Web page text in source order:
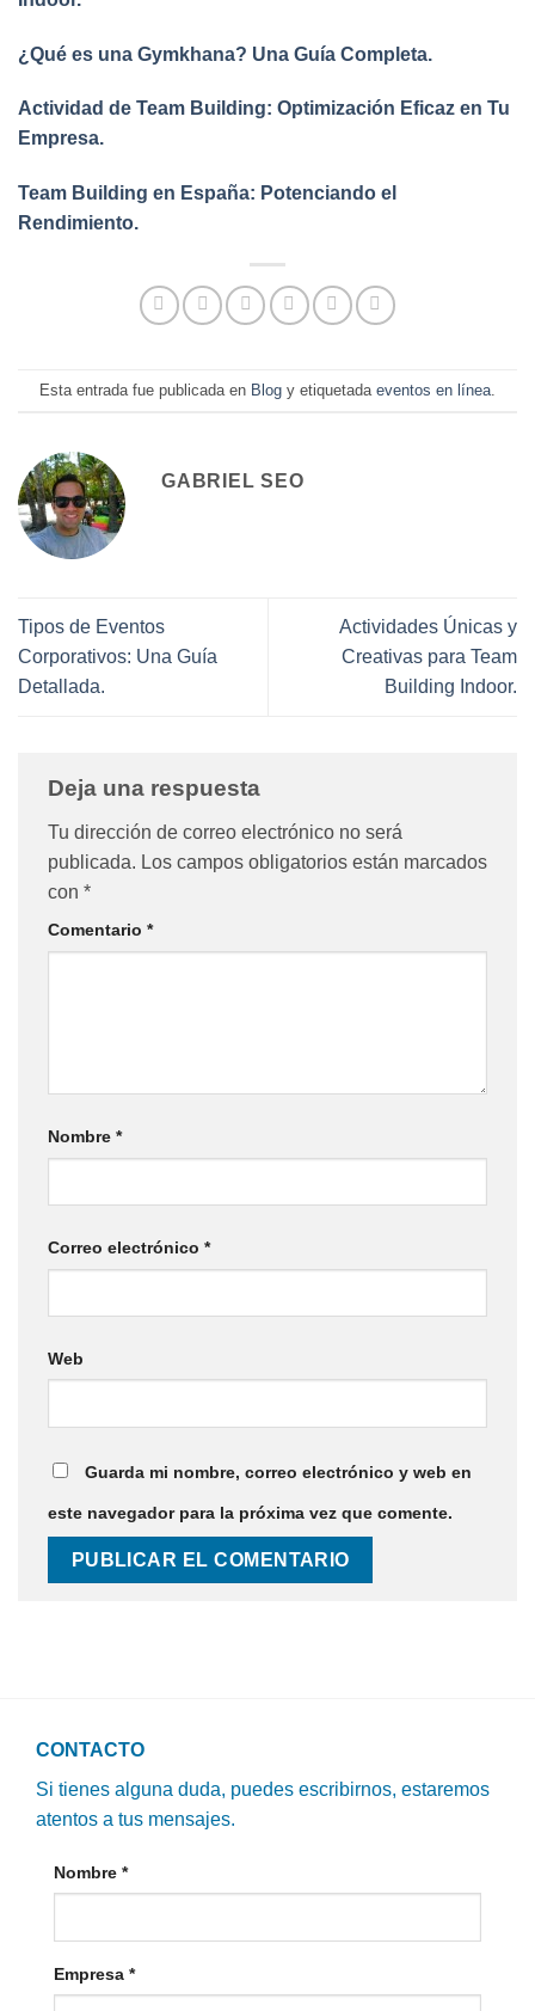
¿Qué es una Gymkhana? Una Guía Completa.
Actividad de Team Building: Optimización Eficaz en Tu
Empresa.
Team Building en España: Potenciando el
Rendimiento.
Esta entrada fue publicada en Blog y etiquetada eventos en línea
GABRIEL SEO
Tipos de Eventos
Corporativos: Una Guía
Detallada.
Actividades Únicas y
Creativas para Team
Building Indoor.
Deja una respuesta
Tu dirección de correo electrónico no será
publicada. Los campos obligatorios están marcados
con *
Comentario *
Nombre *
Correo electrónico *
Web
Guarda mi nombre, correo electrónico y web en
este navegador para la próxima vez que comente.
CONTACTO
Si tienes alguna duda, puedes escribirnos, estaremos
atentos a tus mensajes.
Nombre *
Empresa *